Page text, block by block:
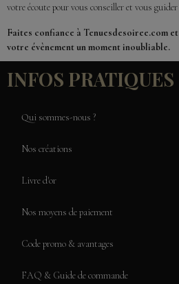
votre écoute pour vous conseiller et vous
Faites confiance à Tenuesdesoiree.com
votre évènement un moment inoubliable.
INFOS PRATIQUES
Qui sommes-nous ?
Nos créations
Livre d'or
Nos moyens de paiement
Code promo & avantages
FAQ & Guide de commande